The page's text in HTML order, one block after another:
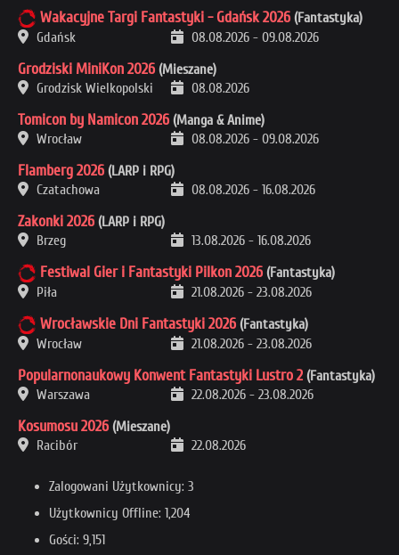
Wakacyjne Targi Fantastyki - Gdańsk 2026 (Fantastyka)
Gdańsk
08.08.2026 - 09.08.2026
Grodziski MiniKon 2026 (Mieszane)
Grodzisk Wielkopolski
08.08.2026
Tomicon by Namicon 2026 (Manga & Anime)
Wrocław
08.08.2026 - 09.08.2026
Flamberg 2026 (LARP i RPG)
Czatachowa
08.08.2026 - 16.08.2026
Zakonki 2026 (LARP i RPG)
Brzeg
13.08.2026 - 16.08.2026
Festiwal Gier i Fantastyki Pilkon 2026 (Fantastyka)
Piła
21.08.2026 - 23.08.2026
Wrocławskie Dni Fantastyki 2026 (Fantastyka)
Wrocław
21.08.2026 - 23.08.2026
Popularnonaukowy Konwent Fantastyki Lustro 2 (Fantastyka)
Warszawa
22.08.2026 - 23.08.2026
Kosumosu 2026 (Mieszane)
Racibór
22.08.2026
Zalogowani Użytkownicy: 3
Użytkownicy Offline: 1,204
Gości: 9,151